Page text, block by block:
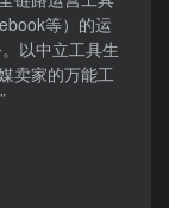
等）​的运
以中立工具生
卖家的万能工